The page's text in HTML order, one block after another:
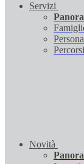
Servizi
Novità